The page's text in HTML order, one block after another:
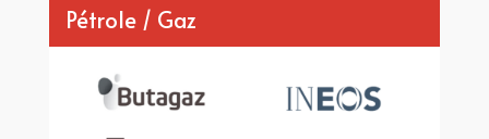
Pétrole / Gaz